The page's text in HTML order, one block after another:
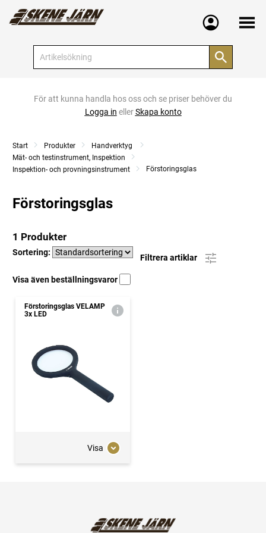
Meny
För att kunna handla hos oss och se priser behöver du
Logga in ellerSkapa konto
Start Produkter
Handverktyg
Mät- och testinstrument, Inspektion
Inspektion- och provningsinstrument
Förstoringsglas
Förstoringsglas
1 Produkter
Sortering:
Filtrera artiklar
Visa även beställningsvaror
Förstoringsglas VELAMP
3x LED
Visa